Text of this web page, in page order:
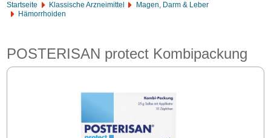
Startseite Klassische Arzneimittel
Magen, Darm & Leber
Hämorrhoiden
POSTERISAN protect Kombipackung